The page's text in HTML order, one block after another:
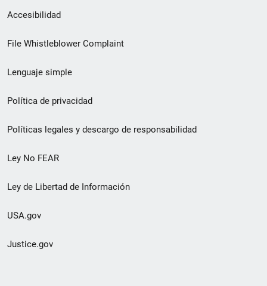
Menú
de
de
pie
de
página
Accesibilidad
File Whistleblower Complaint
Lenguaje simple
Política de privacidad
Políticas legales y descargo de responsabilidad
Ley No FEAR
Ley de Libertad de Información
USA.gov
Justice.gov